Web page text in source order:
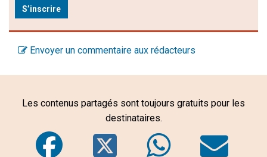
S’inscrire
Envoyer un commentaire aux rédacteurs
Les contenus partagés sont toujours gratuits pour les
destinataires.
Facebook
Twitter